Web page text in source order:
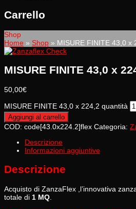
Carrello
Shop
Home » Shop » MISURE FINITE 43,0 x
MISURE FINITE 43,0 x
50,00€
MISURE FINITE 43,0 x 224,2 quantità
Aggiungi al carrello
COD: code[43.0x224.2]flex Categoria:
Descrizione
Informazioni aggiuntive
Descrizione
Acquisto di ZanzaFlex ,l’innovativa
totale di 1 MQ